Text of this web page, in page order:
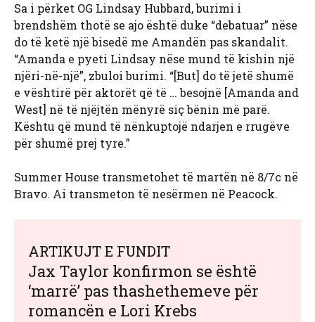
Sa i përket OG Lindsay Hubbard, burimi i
brendshëm thotë se ajo është duke “debatuar” nëse
do të ketë një bisedë me Amandën pas skandalit.
“Amanda e pyeti Lindsay nëse mund të kishin një
njëri-në-një”, zbuloi burimi. “[But] do të jetë shumë
e vështirë për aktorët që të … besojnë [Amanda and
West] në të njëjtën mënyrë siç bënin më parë.
Kështu që mund të nënkuptojë ndarjen e rrugëve
për shumë prej tyre.”
Summer House transmetohet të martën në 8/7c në
Bravo. Ai transmeton të nesërmen në Peacock.
ARTIKUJT E FUNDIT
Jax Taylor konfirmon se është
‘marrë’ pas thashethemeve për
romancën e Lori Krebs